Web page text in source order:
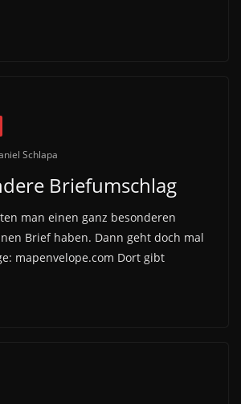
Schlapa
Briefumschlag
man einen ganz besonderen
Brief haben. Dann geht doch mal
mapenvelope.com Dort gibt